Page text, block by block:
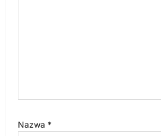
Nazwa *